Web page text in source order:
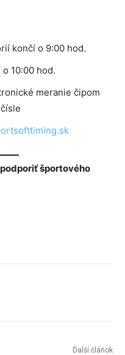
končí o 9:00 hod.
10:00 hod.
meranie čipom
športového
Ďalší článok